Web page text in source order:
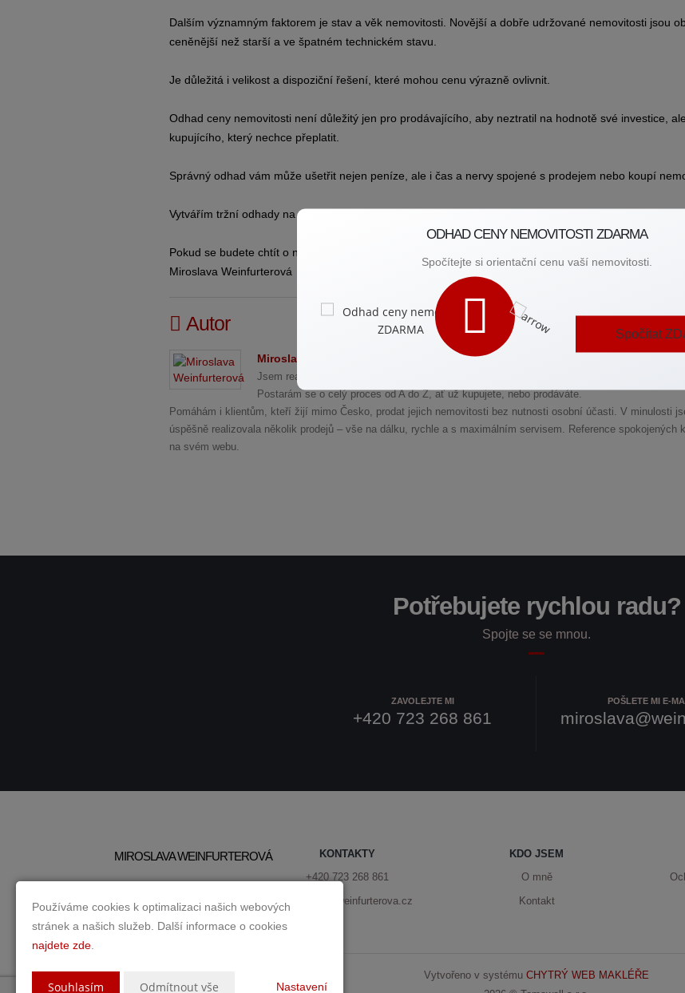
Dalším významným faktorem je stav a věk nemovitosti. Novější a dobře udržované nemovitosti jsou
ceněnější než starší a ve špatném technickém stavu.
Je důležitá i velikost a dispoziční řešení, které mohou cenu výrazně ovlivnit.
Odhad ceny nemovitosti není důležitý jen pro prodávajícího, aby neztratil na hodnotě své investice,
kupujícího, který nechce přeplatit.
Správný odhad vám může ušetřit nejen peníze, ale i čas a nervy spojené s prodejem nebo koupí
Vytvářím tržní odhady na domy, byty, pozemky i zahrady.
Pokud se budete chtít o něčem poradit, tak mi napište nebo zavolejte na 723 268 861. Váš realitní
Miroslava Weinfurterová
Autor
Miroslava Weinfurterová
Jsem realitní specialista a pomůžu vám najít domov nebo výhodnou investici – bez
Postarám se o celý proces od A do Z, ať už kupujete, nebo prodáváte.
Pomáhám i klientům, kteří žijí mimo Česko, prodat jejich nemovitosti bez nutnosti osobní účasti. V minulosti
úspěšně realizovala několik prodejů – vše na dálku, rychle a s maximálním servisem. Reference spokojených
na svém webu.
Potřebujete rychlou radu?
Spojte se se mnou.
ZAVOLEJTE MI
+420 723 268 861
POŠLETE MI E-
MIROSLAVA WEINFURTEROVÁ KONTAKTY
+420 723 268 861
miroslava@weinfurterova.cz
KDO JSEM
O mně
Kontakt
Vytvořeno v systému CHYTRÝ WEB MAKLÉŘE
Používáme cookies k optimalizaci našich webových
stránek a našich služeb. Další informace o cookies
najdete zde
Souhlasím Odmítnout vše Nastavení
ODHAD CENY NEMOVITOSTI ZDARMA
Spočítejte si orientační cenu vaší nemovitosti.
Spočítat